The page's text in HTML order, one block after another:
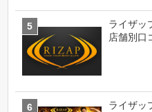
ライザッ
店舗別口
ライザッ